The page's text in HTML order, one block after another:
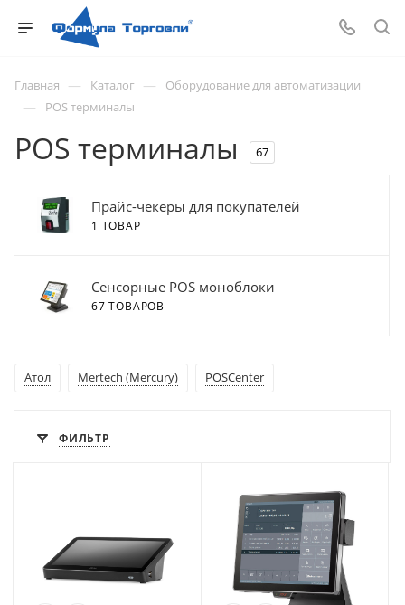
Главная — Каталог — Оборудование для автоматизации
— POS терминалы
POS терминалы 67
Прайс-чекеры для покупателей
1 ТОВАР
Сенсорные POS моноблоки
67 ТОВАРОВ
Атол Mertech (Mercury) POSCenter
ФИЛЬТР